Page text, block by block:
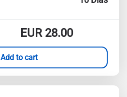
EUR28.00
Add to cart